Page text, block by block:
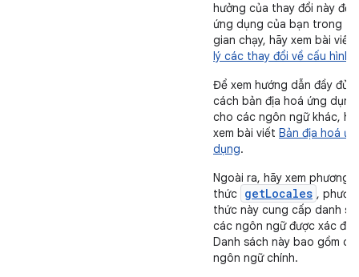
hưởng của thay đổi này đến
ứng dụng của bạn trong
gian chạy, hãy xem bài viết
lý các thay đổi về cấu hình
Để xem hướng dẫn đầy đủ
cách bản địa hoá ứng dụng
cho các ngôn ngữ khác,
xem bài viết Bản địa hoá
dụng.
Ngoài ra, hãy xem phương
thức getLocales ,
thức này cung cấp danh
các ngôn ngữ được xác
Danh sách này bao gồm
ngôn ngữ chính.